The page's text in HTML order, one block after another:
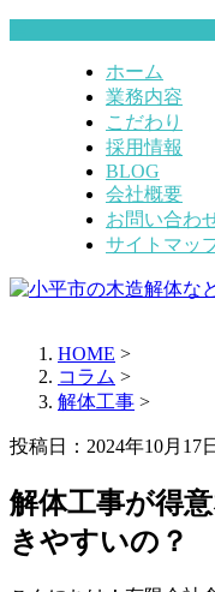
ホーム
業務内容
こだわり
採用情報
BLOG
会社概要
お問い合わ
サイトマッ
HOME >
コラム >
解体工事 >
投稿日：2024年10月17日
解体工事が得
きやすいの？